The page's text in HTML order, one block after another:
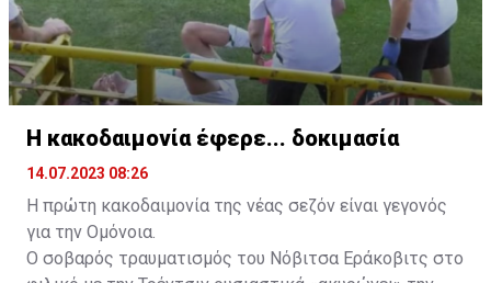
Η κακοδαιμονία έφερε... δοκιμασία
14.07.2023 08:26
Η πρώτη κακοδαιμονία της νέας σεζόν είναι γεγονός
για την Ομόνοια.
Ο σοβαρός τραυματισμός του Νόβιτσα Εράκοβιτς στο